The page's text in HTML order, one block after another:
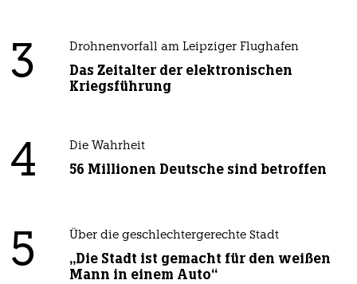
3 Drohnenvorfall am Leipziger Flughafen
Das Zeitalter der elektronischen
Kriegsführung
4 Die Wahrheit
56 Millionen Deutsche sind betroffen
5 Über die geschlechtergerechte Stadt
„Die Stadt ist gemacht für den weißen
Mann in einem Auto“